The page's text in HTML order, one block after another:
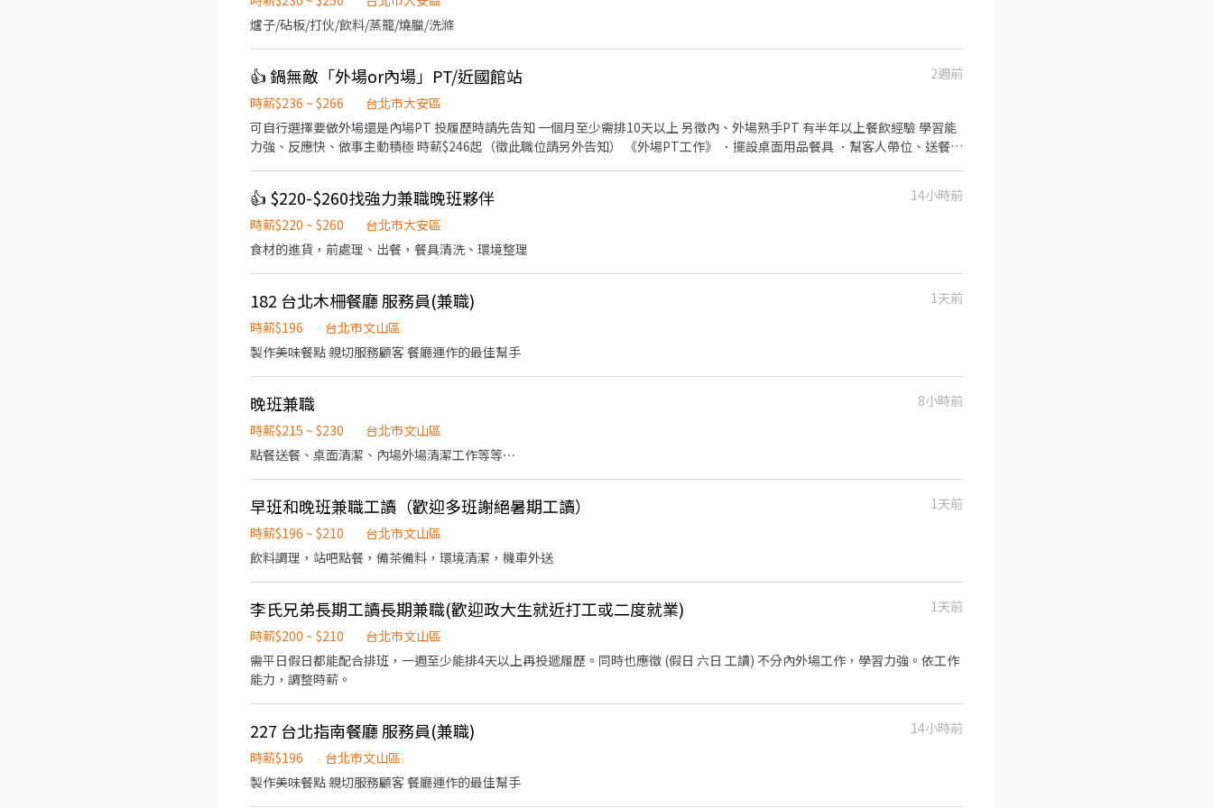
爐子/砧板/打伙/飲料/蒸籠/燒臘/洗滌
👍 鍋無敵「外場or內場」PT/近國館站
2週前
時薪$236 ~ $266
台北市大安區
可自行選擇要做外場還是內場PT 投履歷時請先告知 一個月至少需排10天以上 另徵內、外場熟手PT 有半年以上餐飲經驗 學習能
力強、反應快、做事主動積極 時薪$246起（徵此職位請另外告知） 《外場PT工作》 ．擺設桌面用品餐具 ．幫客人帶位、送餐
乾、飲料
👍 $220-$260找強力兼職晚班夥伴
14小時前
時薪$220 ~ $260
台北市大安區
食材的進貨，前處理、出餐，餐具清洗、環境整理
182 台北木柵餐廳 服務員(兼職)
1天前
時薪$196
台北市文山區
製作美味餐點 親切服務顧客 餐廳運作的最佳幫手
晚班兼職
8小時前
時薪$215 ~ $230
台北市文山區
點餐送餐、桌面清潔、內場外場清潔工作等等⋯
早班和晚班兼職工讀（歡迎多班謝絕暑期工讀）
1天前
時薪$196 ~ $210
台北市文山區
飲料調理，站吧點餐，備茶備料，環境清潔，機車外送
李氏兄弟長期工讀長期兼職(歡迎政大生就近打工或二度就業)
1天前
時薪$200 ~ $210
台北市文山區
需平日假日都能配合排班，一週至少能排4天以上再投遞履歷。同時也應徵 (假日 六日 工讀) 不分內外場工作，學習力強。依工作
能力，調整時薪。
227 台北指南餐廳 服務員(兼職)
14小時前
時薪$196
台北市文山區
製作美味餐點 親切服務顧客 餐廳運作的最佳幫手